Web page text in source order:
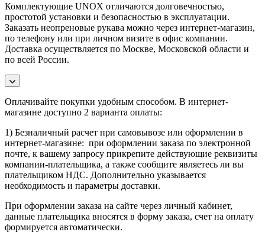
Комплектующие UNOX отличаются долговечностью,
простотой установки и безопасностью в эксплуатации.
Заказать неопреновые рукава можно через интернет-магазин,
по телефону или при личном визите в офис компании.
Доставка осуществляется по Москве, Московской области и
по всей России.
Оплачивайте покупки удобным способом. В интернет-
магазине доступно 2 варианта оплаты:
1) Безналичный расчет при самовывозе или оформлении в
интернет-магазине: при оформлении заказа по электронной
почте, к вашему запросу прикрепите действующие реквизиты
компании-плательщика, а также сообщите являетесь ли вы
плательщиком НДС. Дополнительно указывается
необходимость и параметры доставки.
При оформлении заказа на сайте через личный кабинет,
данные плательщика вносятся в форму заказа, счет на оплату
формируется автоматически.